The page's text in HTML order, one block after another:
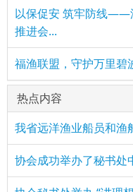
以保促安 筑牢防线——
推进会...
福渔联盟，守护万里碧
热点内容
我省远洋渔业船员和渔
协会成功举办了秘书处